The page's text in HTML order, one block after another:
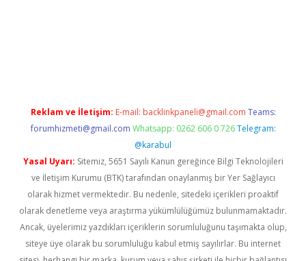
Reklam ve İletişim: E-mail: backlinkpaneli@gmail.com Teams:
forumhizmeti@gmail.com Whatsapp: 0262 606 0 726 Telegram:
@karabul
Yasal Uyarı: Sitemiz, 5651 Sayılı Kanun gereğince Bilgi Teknolojileri
ve İletişim Kurumu (BTK) tarafından onaylanmış bir Yer Sağlayıcı
olarak hizmet vermektedir. Bu nedenle, sitedeki içerikleri proaktif
olarak denetleme veya araştırma yükümlülüğümüz bulunmamaktadır.
Ancak, üyelerimiz yazdıkları içeriklerin sorumluluğunu taşımakta olup,
siteye üye olarak bu sorumluluğu kabul etmiş sayılırlar. Bu internet